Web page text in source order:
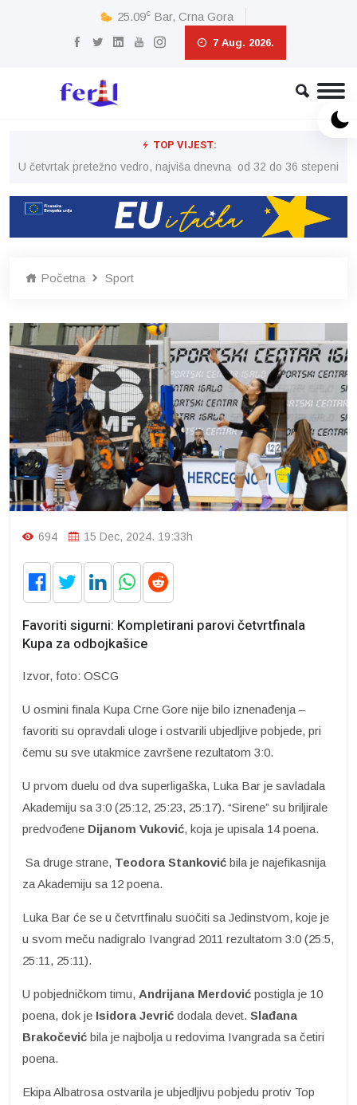
25.09c Bar, Crna Gora
7 Aug. 2026.
TOP VIJEST:
U četvrtak pretežno vedro, najviša dnevna od 32 do 36 stepeni
Početna Sport
694 15 Dec, 2024. 19:33h
Favoriti sigurni: Kompletirani parovi četvrtfinala
Kupa za odbojkašice
Izvor, foto: OSCG
U osmini finala Kupa Crne Gore nije bilo iznenađenja –
favoriti su opravdali uloge i ostvarili ubjedljive pobjede, pri
čemu su sve utakmice završene rezultatom 3:0.
U prvom duelu od dva superligaška, Luka Bar je savladala
Akademiju sa 3:0 (25:12, 25:23, 25:17). “Sirene” su briljirale
predvođene Dijanom Vuković, koja je upisala 14 poena.
Sa druge strane, Teodora Stanković bila je najefikasnija
za Akademiju sa 12 poena.
Luka Bar će se u četvrtfinalu suočiti sa Jedinstvom, koje je
u svom meču nadigralo Ivangrad 2011 rezultatom 3:0 (25:5,
25:11, 25:11).
U pobjedničkom timu, Andrijana Merdović postigla je 10
poena, dok je Isidora Jevrić dodala devet. Slađana
Brakočević bila je najbolja u redovima Ivangrada sa četiri
poena.
Ekipa Albatrosa ostvarila je ubjedljivu pobjedu protiv Top